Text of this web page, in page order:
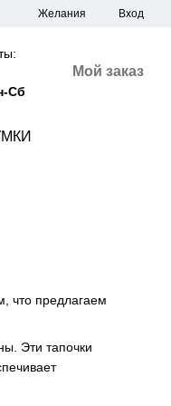
Желания Вход
Сб
Мой заказ
что предлагаем
Эти тапочки